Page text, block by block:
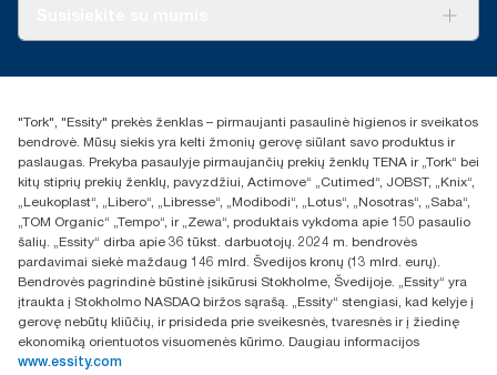
+370 5 268 3455
UAB Essity Lithuania
Naugarduko g. 98
LT-03160 Vilnius, Lietuva
"Tork", "Essity" prekės ženklas – pirmaujanti pasaulinė higienos ir sveikatos
bendrovė. Mūsų siekis yra kelti žmonių gerovę siūlant savo produktus ir
paslaugas. Prekyba pasaulyje pirmaujančių prekių ženklų TENA ir „Tork“ bei
kitų stiprių prekių ženklų, pavyzdžiui, Actimove“ „Cutimed“, JOBST, „Knix“,
„Leukoplast“, „Libero“, „Libresse“, „Modibodi“, „Lotus“, „Nosotras“, „Saba“,
„TOM Organic“ „Tempo“, ir „Zewa“, produktais vykdoma apie 150 pasaulio
šalių. „Essity“ dirba apie 36 tūkst. darbuotojų. 2024 m. bendrovės
pardavimai siekė maždaug 146 mlrd. Švedijos kronų (13 mlrd. eurų).
Bendrovės pagrindinė būstinė įsikūrusi Stokholme, Švedijoje. „Essity“ yra
įtraukta į Stokholmo NASDAQ biržos sąrašą. „Essity“ stengiasi, kad kelyje į
gerovę nebūtų kliūčių, ir prisideda prie sveikesnės, tvaresnės ir į žiedinę
ekonomiką orientuotos visuomenės kūrimo. Daugiau informacijos
www.essity.com